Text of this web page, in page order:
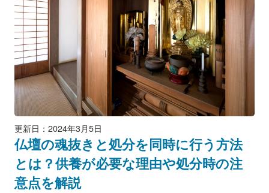
更新日：2024年3月5日
仏壇の魂抜きと処分を同時に行う方法
とは？供養が必要な理由や処分時の注
意点を解説